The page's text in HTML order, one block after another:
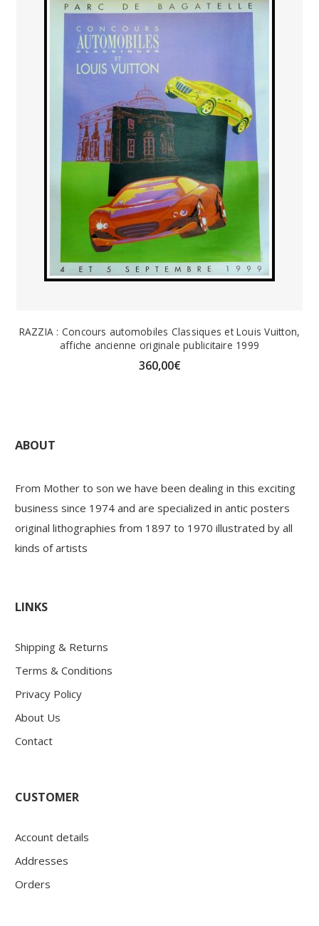
RAZZIA : Concours automobiles Classiques et Louis Vuitton,
affiche ancienne originale publicitaire 1999
360,00€
ABOUT
From Mother to son we have been dealing in this exciting
business since 1974 and are specialized in antic posters
original lithographies from 1897 to 1970 illustrated by all
kinds of artists
LINKS
Shipping & Returns
Terms & Conditions
Privacy Policy
About Us
Contact
CUSTOMER
Account details
Addresses
Orders